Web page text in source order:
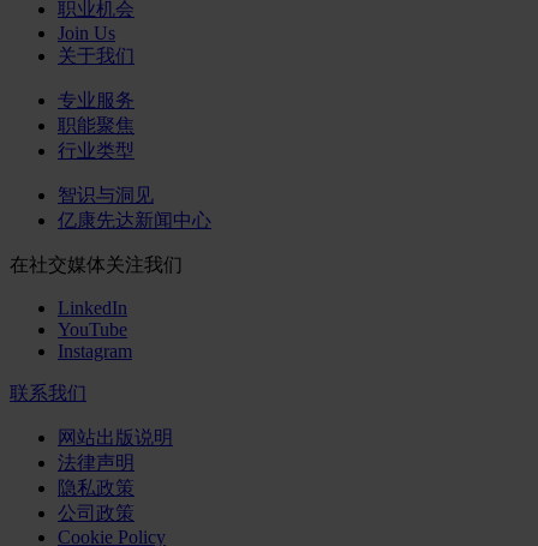
职业机会
Join Us
关于我们
专业服务
职能聚焦
行业类型
智识与洞见
亿康先达新闻中心
在社交媒体关注我们
LinkedIn
YouTube
Instagram
联系我们
网站出版说明
法律声明
隐私政策
公司政策
Cookie Policy